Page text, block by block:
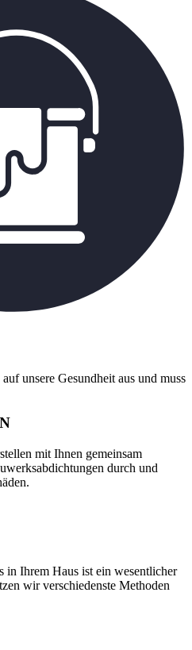
unsere Gesundheit aus und muss
mit Ihnen gemeinsam
durch und
in Ihrem Haus ist ein wesentlicher
wir verschiedenste Methoden